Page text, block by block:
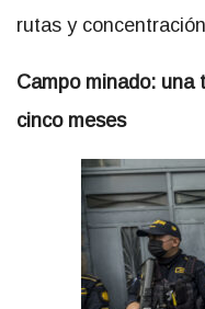
rutas y
Campo minado: una
cinco meses